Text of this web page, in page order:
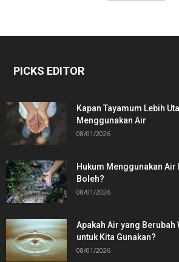
PICKS EDITOR
Kapan Tayamum Lebih
Menggunakan Air
08/01/2026
Hukum Menggunakan Air
Boleh?
08/01/2026
Apakah Air yang Berubah
untuk Kita Gunakan?
08/01/2026